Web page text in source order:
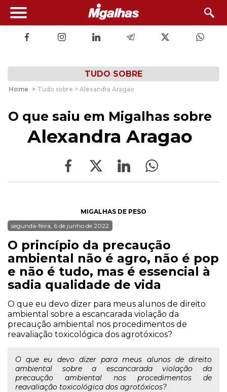
TUDO SOBRE
Home > Tudo sobre > Alexandra Aragao
O que saiu em Migalhas sobre
Alexandra Aragao
MIGALHAS DE PESO
segunda-feira, 6 de junho de 2022
O princípio da precaução
ambiental não é agro, não é pop
e não é tudo, mas é essencial à
sadia qualidade de vida
O que eu devo dizer para meus alunos de direito
ambiental sobre a escancarada violação da
precaução ambiental nos procedimentos de
reavaliação toxicológica dos agrotóxicos?
O que eu devo dizer para meus alunos de direito
ambiental sobre a escancarada violação da
precaução ambiental nos procedimentos de
reavaliação toxicológica dos agrotóxicos?